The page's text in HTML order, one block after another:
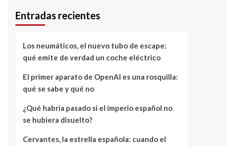
Entradas recientes
Los neumáticos, el nuevo tubo de escape:
qué emite de verdad un coche eléctrico
El primer aparato de OpenAI es una rosquilla:
qué se sabe y qué no
¿Qué habría pasado si el imperio español no
se hubiera disuelto?
Cervantes, la estrella española: cuando el